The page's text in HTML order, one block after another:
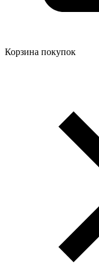
Корзина покупок